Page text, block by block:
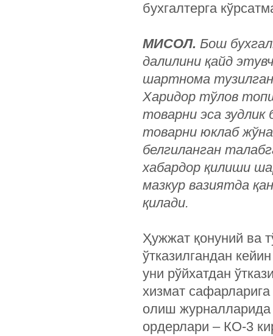
бухгалтерга
МИСОЛ. Бош
далилини қайд
шартнома
Харидор тўлов
товарни эса
товарни юклаб
белгиланган
хабардор қилиши
мазкур вазиятда
қилади.
Ҳужжат қонуний ва
ўтказилгандан
уни рўйхатдан
хизмат
олиш
ордерлари – КО-3